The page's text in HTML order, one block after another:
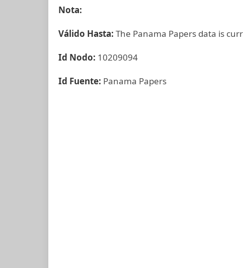
Nota:
Válido Hasta: The Panama Papers data is
Id Nodo: 10209094
Id Fuente: Panama Papers